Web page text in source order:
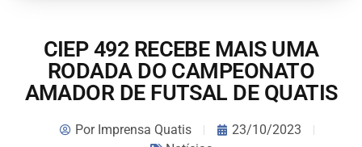
CIEP 492 RECEBE MAIS UMA
RODADA DO CAMPEONATO
AMADOR DE FUTSAL DE QUATIS
PorImprensa Quatis
23/10/2023